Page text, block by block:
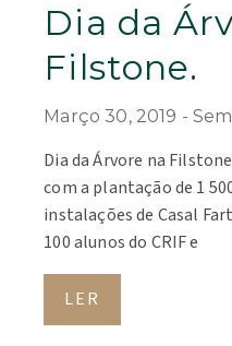
Dia da
Filstone.
Março 30, 2019
Dia da Árvore na
com a plantação de 1
instalações de Casal
100 alunos do CRIF e
LER